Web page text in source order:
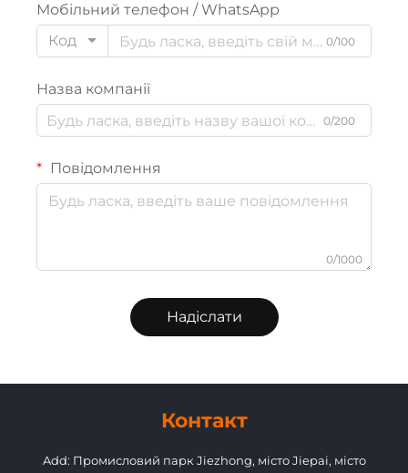
Мобільний телефон / WhatsApp
Код
0/100
Назва компанії
0/200
Повідомлення
0/1000
Надіслати
Контакт
Add: Промисловий парк Jiezhong, місто Jiepai, місто